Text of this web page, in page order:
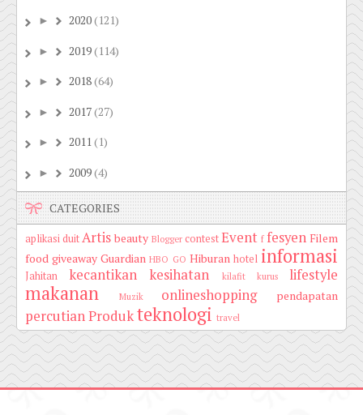
► 2020(121)
► 2019(114)
► 2018(64)
► 2017(27)
► 2011(1)
► 2009(4)
CATEGORIES
aplikasi duitArtis beauty Blogger contestEvent f fesyen Filem
food giveaway Guardian HBO GO Hiburan hotel informasi
Jahitan kecantikan kesihatan kilafit kurus lifestyle
makanan Muzik onlineshopping pendapatan
percutianProdukteknologi travel